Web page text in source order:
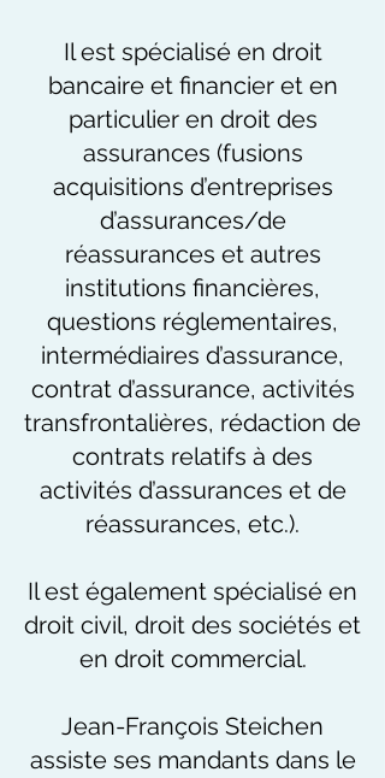
Il est spécialisé en droit
bancaire et financier et en
particulier en droit des
assurances (fusions
acquisitions d’entreprises
d’assurances/de
réassurances et autres
institutions financières,
questions réglementaires,
intermédiaires d’assurance,
contrat d’assurance, activités
transfrontalières, rédaction de
contrats relatifs à des
activités d’assurances et de
réassurances, etc.).
Il est également spécialisé en
droit civil, droit des sociétés et
en droit commercial.
Jean-François Steichen
assiste ses mandants dans le